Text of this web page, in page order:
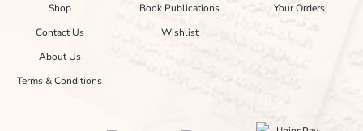
Shop
Contact Us
About Us
Terms & Conditions
Book Publications
Wishlist
Your Orders